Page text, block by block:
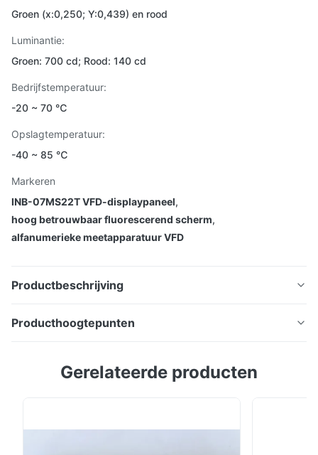
Groen (x:0,250; Y:0,439) en rood
Luminantie:
Groen: 700 cd; Rood: 140 cd
Bedrijfstemperatuur:
-20 ~ 70 ℃
Opslagtemperatuur:
-40 ~ 85 ℃
Markeren
INB-07MS22T VFD-displaypaneel,
hoog betrouwbaar fluorescerend scherm,
alfanumerieke meetapparatuur VFD
Productbeschrijving
testinstrument display INB-16ML11T
Producthoogtepunten
testinstrument display INB-16ML11T Voordelen:
variëteit Uitstekende visuele herkenning verkregen
Gerelateerde producten